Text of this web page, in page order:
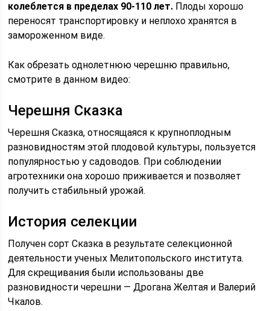
колеблется в пределах 90-110 лет. Плоды хорошо
переносят транспортировку и неплохо хранятся в
замороженном виде.
Как обрезать однолетнюю черешню правильно,
смотрите в данном видео:
Черешня Сказка
Черешня Сказка, относящаяся к крупноплодным
разновидностям этой плодовой культуры, пользуется
популярностью у садоводов. При соблюдении
агротехники она хорошо приживается и позволяет
получить стабильный урожай.
История селекции
Получен сорт Сказка в результате селекционной
деятельности ученых Мелитопольского института.
Для скрещивания были использованы две
разновидности черешни — Дрогана Желтая и Валерий
Чкалов.